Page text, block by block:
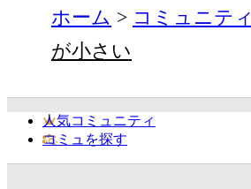
ホーム コミュニティ
が小さい
人気コミュニティ
コミュを探す